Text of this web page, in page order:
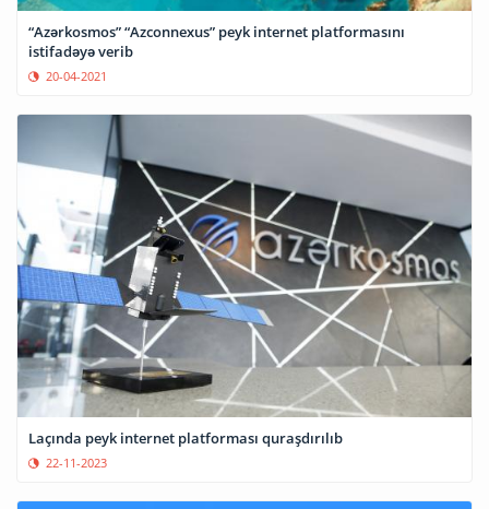
“Azərkosmos” “Azconnexus” peyk internet platformasını
istifadəyə verib
20-04-2021
Laçında peyk internet platforması quraşdırılıb
22-11-2023